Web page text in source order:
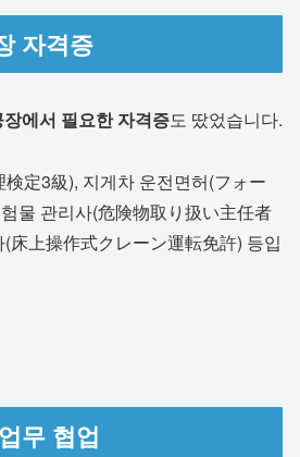
자격증
에서 필요한 자격증도 땄었습니다.
定3級), 지게차 운전면허(フォー
물 관리사(危険物取り扱い主任者
床上操作式クレーン運転免許) 등입
무 협업